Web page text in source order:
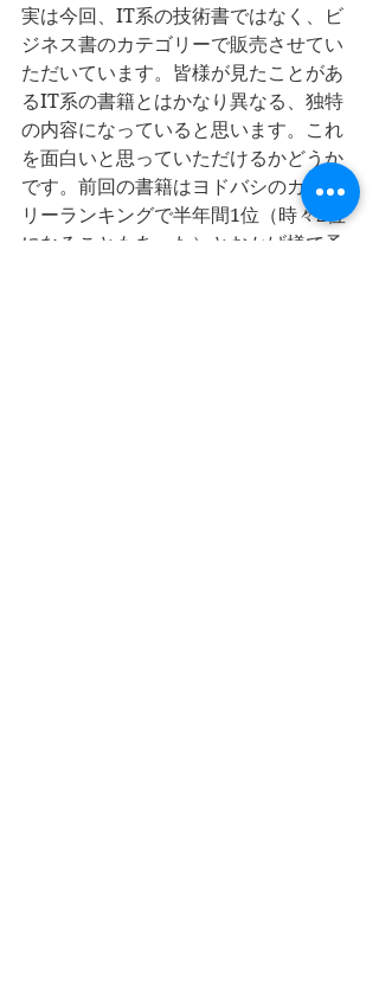
実は今回、IT系の技術書ではなく、ビ
ジネス書のカテゴリーで販売させてい
ただいています。皆様が見たことがあ
るIT系の書籍とはかなり異なる、独特
の内容になっていると思います。これ
を面白いと思っていただけるかどうか
です。前回の書籍はヨドバシのカテゴ
リーランキングで半年間1位（時々2位
になることもあった）とおかげ様で予